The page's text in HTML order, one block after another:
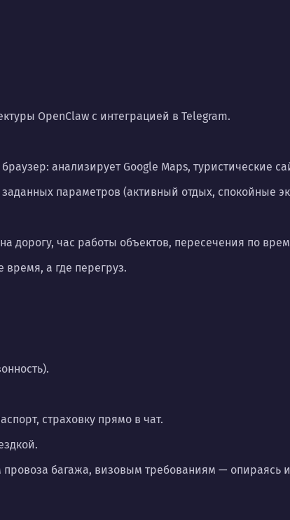
OpenClaw с интеграцией в Telegram.
анализирует Google Maps, туристические
параметров (активный отдых, спокойные
дорогу, час работы объектов, пересечения по
время, а где перегруз.
страховку прямо в чат.
багажа, визовым требованиям —